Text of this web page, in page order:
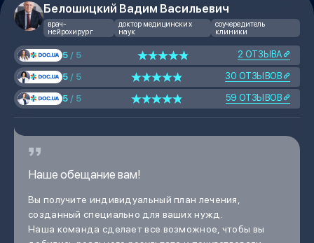
Белошицкий Вадим Васильевич
врач-
нейрохирург
доктор медицинских
наук
соучередитель
клиники
5/ 5 2 ОТЗЫВА
5/ 5 30 ОТЗЫВОВ
5/ 5 59 ОТЗЫВОВ
Наше обещание вам!
Вы получите индивидуальный план лечения,
созданный специально для ваших нужд.
Наша команда сделает все возможное, чтобы вы